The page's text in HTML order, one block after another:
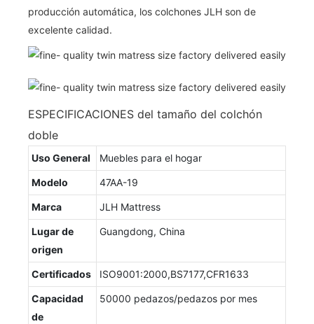
producción automática, los colchones JLH son de
excelente calidad.
ESPECIFICACIONES del tamaño del colchón
doble
Uso General Muebles para el hogar
Modelo 47AA-19
Marca JLH Mattress
Lugar de
origen
Guangdong, China
Certificados ISO9001:2000,BS7177,CFR1633
Capacidad
de
50000 pedazos/pedazos por mes